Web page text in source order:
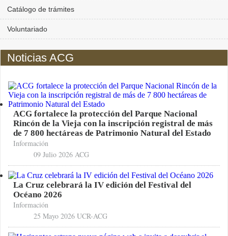
Catálogo de trámites
Voluntariado
Noticias ACG
ACG fortalece la protección del Parque Nacional
Rincón de la Vieja con la inscripción registral de más
de 7 800 hectáreas de Patrimonio Natural del Estado
Información
09 Julio 2026 ACG
La Cruz celebrará la IV edición del Festival del
Océano 2026
Información
25 Mayo 2026 UCR-ACG